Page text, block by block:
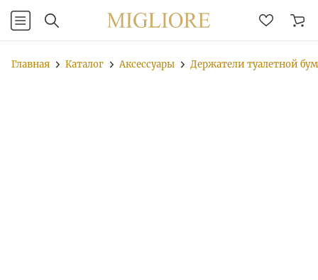
Главная Каталог Аксессуары Держатели туалетной